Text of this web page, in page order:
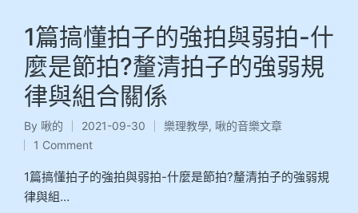
1篇搞懂拍子的強拍與弱拍-什
麼是節拍?釐清拍子的強弱規
律與組合關係
By 啾的 2021-09-30 樂理教學, 啾的音樂文章
1 Comment
1篇搞懂拍子的強拍與弱拍-什麼是節拍?釐清拍子的強弱規
律與組…